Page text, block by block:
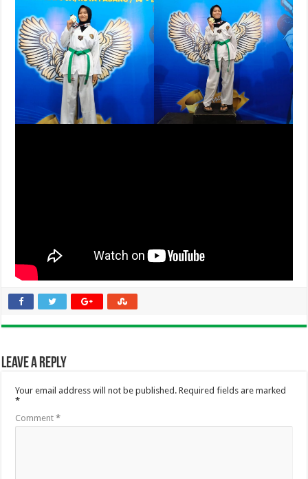
Leave a Reply
Your email address will not be published. Required fields are marked
*
Comment*